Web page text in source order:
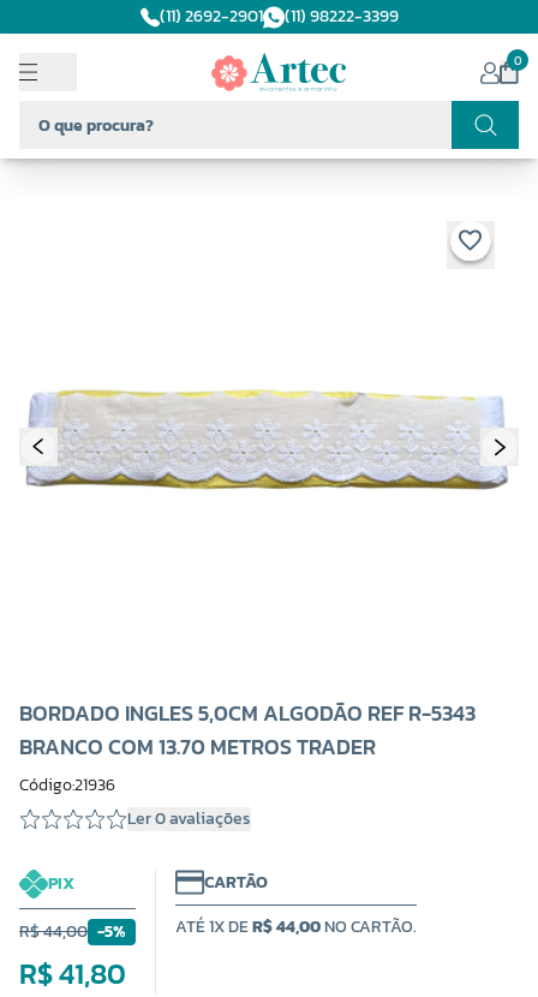
(11) 2692-2901 (11) 98222-3399
0
BORDADO INGLES 5,0CM ALGODÃO REF R-5343
BRANCO COM 13.70 METROS TRADER
Código:21936
Ler 0 avaliações
PIX
R$ 44,00 -5%
R$ 41,80
CARTÃO
ATÉ 1X DER$ 44,00NO CARTÃO.